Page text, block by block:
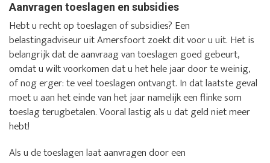
Aanvragen toeslagen en subsidies
Hebt u recht op toeslagen of subsidies? Een
belastingadviseur uit Amersfoort zoekt dit voor u uit. Het is
belangrijk dat de aanvraag van toeslagen goed gebeurt,
omdat u wilt voorkomen dat u het hele jaar door te weinig,
of nog erger: te veel toeslagen ontvangt. In dat laatste geval
moet u aan het einde van het jaar namelijk een flinke som
toeslag terugbetalen. Vooral lastig als u dat geld niet meer
hebt!
Als u de toeslagen laat aanvragen door een